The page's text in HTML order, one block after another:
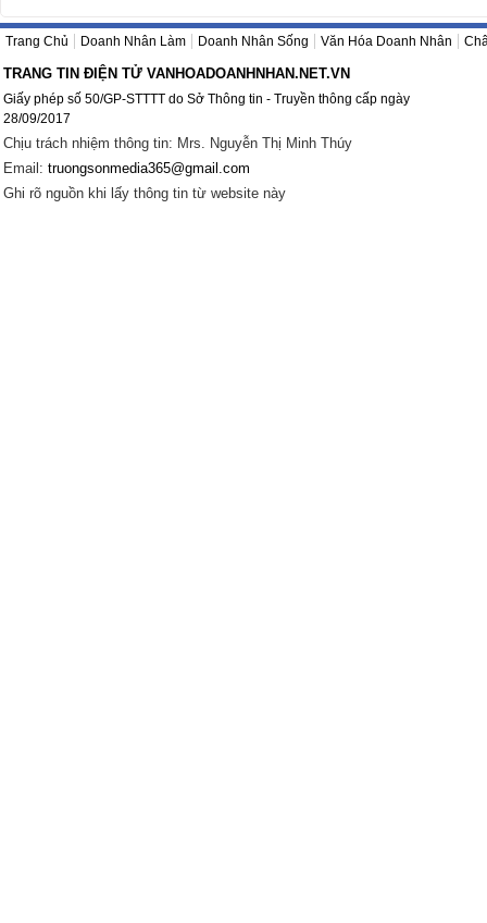
Trang Chủ Doanh Nhân Làm Doanh Nhân Sống Văn Hóa Doanh Nhân
TRANG TIN ĐIỆN TỬ VANHOADOANHNHAN.NET.VN
Giấy phép số 50/GP-STTTT do Sở Thông tin - Truyền thông cấp ngày
28/09/2017
Chịu trách nhiệm thông tin: Mrs. Nguyễn Thị Minh Thúy
Email: truongsonmedia365@gmail.com
Ghi rõ nguồn khi lấy thông tin từ website này